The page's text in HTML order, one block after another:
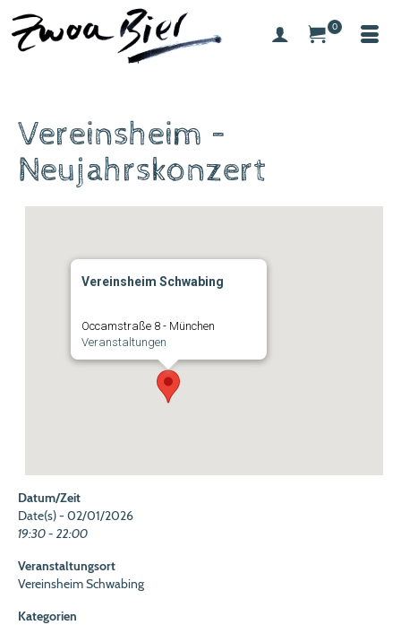
0
Vereinsheim –
Neujahrskonzert
Vereinsheim Schwabing
Occamstraße 8 - München
Veranstaltungen
Datum/Zeit
Date(s) - 02/01/2026
19:30 - 22:00
Veranstaltungsort
Vereinsheim Schwabing
Kategorien